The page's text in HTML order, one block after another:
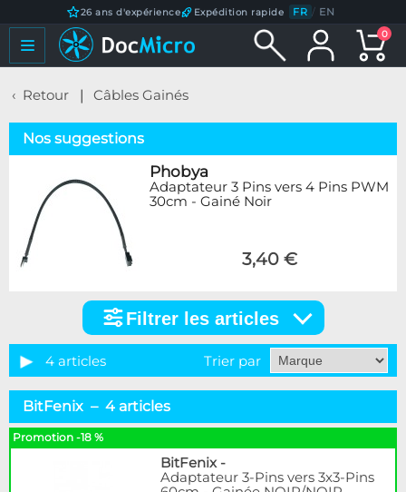
26 ans d'expérience Expédition rapide FR / EN
0
Retour Câbles Gainés
Nos suggestions
Phobya
Adaptateur 3 Pins vers 4 Pins PWM
30cm - Gainé Noir
3,40 €
articles
Catégorie
3 pins
SATA
Filtrer les articles
4 articles Trier par
BitFenix – 4 articles
Promotion -18 %
BitFenix-
Adaptateur 3-Pins vers 3x3-Pins